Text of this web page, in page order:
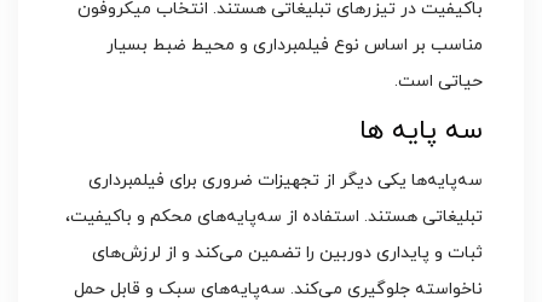
باکیفیت در تیزرهای تبلیغاتی هستند. انتخاب میکروفون
مناسب بر اساس نوع فیلمبرداری و محیط ضبط بسیار
حیاتی است.
سه ‌پایه ‌ها
سه‌پایه‌ها یکی دیگر از تجهیزات ضروری برای فیلمبرداری
تبلیغاتی هستند. استفاده از سه‌پایه‌های محکم و باکیفیت،
ثبات و پایداری دوربین را تضمین می‌کند و از لرزش‌های
ناخواسته جلوگیری می‌کند. سه‌پایه‌های سبک و قابل حمل